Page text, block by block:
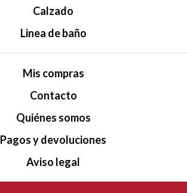
Calzado
Linea de baño
Mis compras
Contacto
Quiénes somos
Pagos y devoluciones
Aviso legal